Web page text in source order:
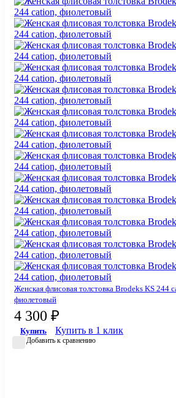
Женская флисовая толстовка Brodeks KS 244
фиолетовый
4 300 ₽
Купить Купить в 1 клик
Добавить к сравнению